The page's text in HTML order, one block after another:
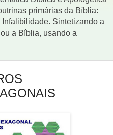
primárias da Bíblia:
Sintetizando a
a Bíblia, usando a